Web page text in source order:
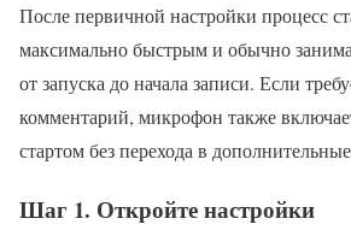
После первичной настройки процесс
максимально быстрым и обычно
от запуска до начала записи. Если
комментарий, микрофон также
стартом без перехода в
Шаг 1. Откройте настройки